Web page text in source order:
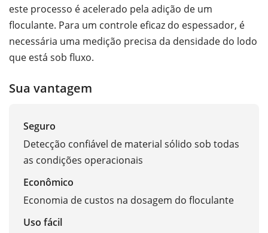
este processo é acelerado pela adição de um
floculante. Para um controle eficaz do espessador, é
necessária uma medição precisa da densidade do lodo
que está sob fluxo.
Sua vantagem
Seguro
Detecção confiável de material sólido sob todas
as condições operacionais
Econômico
Economia de custos na dosagem do floculante
Uso fácil